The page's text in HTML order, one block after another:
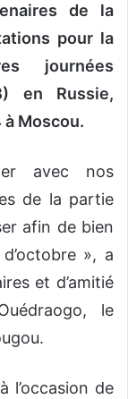
de la
pour la
journées
en Russie,
à Moscou.
avec nos
de la partie
afin de bien
», a
et d’amitié
le
l’occasion de